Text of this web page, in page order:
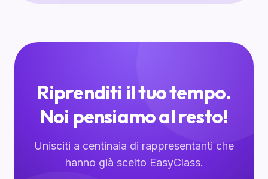
Riprenditi il tuo tempo.
Noi pensiamo al resto!
Unisciti a centinaia di rappresentanti che
hanno già scelto EasyClass.